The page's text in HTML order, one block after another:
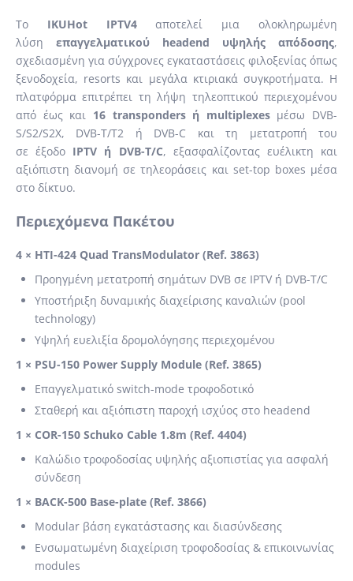
Το IKUHot IPTV4αποτελεί μια ολοκληρωμένη
λύση επαγγελματικού headend υψηλής απόδοσης,
σχεδιασμένη για σύγχρονες εγκαταστάσεις φιλοξενίας όπως
ξενοδοχεία, resorts και μεγάλα κτιριακά συγκροτήματα. Η
πλατφόρμα επιτρέπει τη λήψη τηλεοπτικού περιεχομένου
από έως και 16 transponders ή multiplexesμέσω DVB-
S/S2/S2X, DVB-T/T2 ή DVB-C και τη μετατροπή του
σε έξοδο IPTV ή DVB-T/C, εξασφαλίζοντας ευέλικτη και
αξιόπιστη διανομή σε τηλεοράσεις και set-top boxes μέσα
στο δίκτυο.
Περιεχόμενα Πακέτου
4 × HTI-424 Quad TransModulator (Ref. 3863)
Προηγμένη μετατροπή σημάτων DVB σε IPTV ή DVB-T/C
Υποστήριξη δυναμικής διαχείρισης καναλιών (pool
technology)
Υψηλή ευελιξία δρομολόγησης περιεχομένου
1 × PSU-150 Power Supply Module (Ref. 3865)
Επαγγελματικό switch-mode τροφοδοτικό
Σταθερή και αξιόπιστη παροχή ισχύος στο headend
1 × COR-150 Schuko Cable 1.8m (Ref. 4404)
Καλώδιο τροφοδοσίας υψηλής αξιοπιστίας για ασφαλή
σύνδεση
1 × BACK-500 Base-plate (Ref. 3866)
Modular βάση εγκατάστασης και διασύνδεσης
Ενσωματωμένη διαχείριση τροφοδοσίας & επικοινωνίας
modules